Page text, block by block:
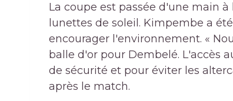
La coupe est passée d'une main
lunettes de soleil. Kimpembe a
encourager l'environnement. «
balle d'or pour Dembelé. L'accès
de sécurité et pour éviter les
après le match.